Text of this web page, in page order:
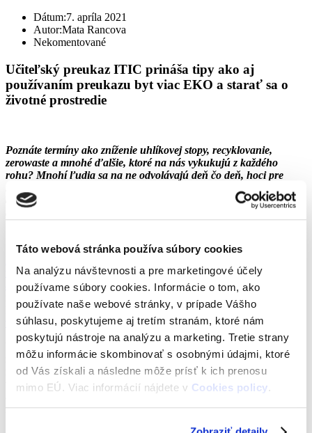
Táto webová stránka používa súbory cookies
Na analýzu návštevnosti a pre marketingové účely
používame súbory cookies. Informácie o tom, ako
používate naše webové stránky, v prípade Vášho
súhlasu, poskytujeme aj tretím stranám, ktoré nám
poskytujú nástroje na analýzu a marketing. Tretie strany
môžu informácie skombinovať s osobnými údajmi, ktoré
od Vás získali a následne môže prísť k ich prenosu
mimo EÚ. Viac informácií nájdete v Cookies policy.
Dátum:7. apríla 2021
Autor:Mata Rancova
Nekomentované
Učiteľský preukaz ITIC prináša tipy ako aj
používaním preukazu byt viac EKO a starať sa o
životné prostredie
Poznáte termíny ako zníženie uhlíkovej stopy, recyklovanie,
zerowaste a mnohé ďalšie, ktoré na nás vykukujú z každého
rohu? Mnohí ľudia sa na ne odvolávajú deň čo deň, hoci pre
ako byť viac EKO? Napríklad zakúpením ekologickej
učiteľov, vďaka ktorému môžu učitelia využívať rôznezľavy
a výhody na Slovensku ajv zahraničí, podobne ako študenti, ktorí
medzinárodný preukaz študenta ISIC
. Učitelia vďaka preukazu
ITIC len na Slovensku ušetria celkovo na vyše 1400 miestach, a tiež
v mnohých eshopoch.
Výraz eco-friendly (alebo ecologically friendly) pochádza
z angličtiny a v preklade znamená byť priateľský, resp. byť
neškodný voči životnému prostrediu. Každý z nás sa zrejme s týmto
výrazom už stretol a čo viac, mnohí sa aj snažíme svoje bežné zvyky
a rutinu prispôsobiť tak, aby sme životné prostredie zaťažovali čo
najmenej.